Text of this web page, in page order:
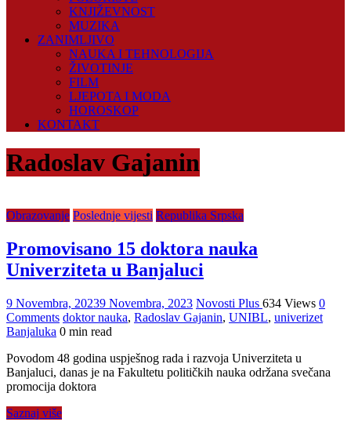
KNJIŽEVNOST
MUZIKA
ZANIMLJIVO
NAUKA I TEHNOLOGIJA
ŽIVOTINJE
FILM
LJEPOTA I MODA
HOROSKOP
KONTAKT
Radoslav Gajanin
Obrazovanje Poslednje vijesti Republika Srpska
Promovisano 15 doktora nauka
Univerziteta u Banjaluci
9 Novembra, 20239 Novembra, 2023 Novosti Plus 634 Views 0
Comments doktor nauka, Radoslav Gajanin, UNIBL, univerizet
Banjaluka 0 min read
Povodom 48 godina uspješnog rada i razvoja Univerziteta u
Banjaluci, danas je na Fakultetu političkih nauka održana svečana
promocija doktora
Saznaj više